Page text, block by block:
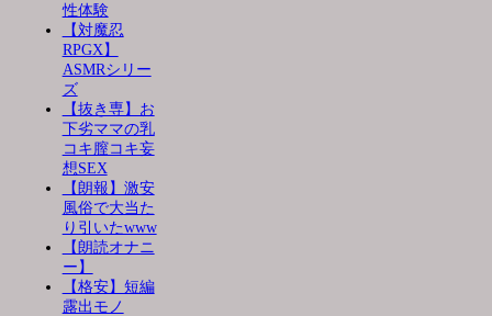
性体験
【対魔忍
RPGX】
ASMRシリー
ズ
【抜き専】お
下劣ママの乳
コキ膣コキ妄
想SEX
【朗報】激安
風俗で大当た
り引いたwww
【朗読オナニ
ー】
【格安】短編
露出モノ